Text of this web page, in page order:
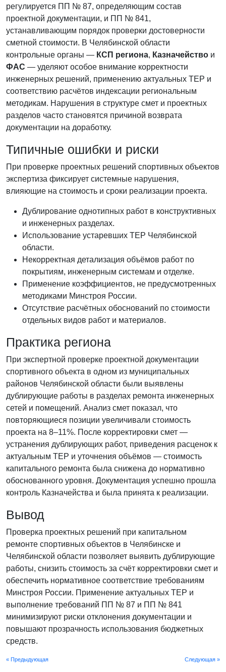
регулируется ПП № 87, определяющим состав
проектной документации, и ПП № 841,
устанавливающим порядок проверки достоверности
сметной стоимости. В Челябинской области
контрольные органы — КСП региона, Казначейство и
ФАС — уделяют особое внимание корректности
инженерных решений, применению актуальных ТЕР и
соответствию расчётов индексации региональным
методикам. Нарушения в структуре смет и проектных
разделов часто становятся причиной возврата
документации на доработку.
Типичные ошибки и риски
При проверке проектных решений спортивных объектов
экспертиза фиксирует системные нарушения,
влияющие на стоимость и сроки реализации проекта.
Дублирование однотипных работ в конструктивных
и инженерных разделах.
Использование устаревших ТЕР Челябинской
области.
Некорректная детализация объёмов работ по
покрытиям, инженерным системам и отделке.
Применение коэффициентов, не предусмотренных
методиками Минстроя России.
Отсутствие расчётных обоснований по стоимости
отдельных видов работ и материалов.
Практика региона
При экспертной проверке проектной документации
спортивного объекта в одном из муниципальных
районов Челябинской области были выявлены
дублирующие работы в разделах ремонта инженерных
сетей и помещений. Анализ смет показал, что
повторяющиеся позиции увеличивали стоимость
проекта на 8–11%. После корректировки смет —
устранения дублирующих работ, приведения расценок к
актуальным ТЕР и уточнения объёмов — стоимость
капитального ремонта была снижена до нормативно
обоснованного уровня. Документация успешно прошла
контроль Казначейства и была принята к реализации.
Вывод
Проверка проектных решений при капитальном
ремонте спортивных объектов в Челябинске и
Челябинской области позволяет выявить дублирующие
работы, снизить стоимость за счёт корректировки смет и
обеспечить нормативное соответствие требованиям
Минстроя России. Применение актуальных ТЕР и
выполнение требований ПП № 87 и ПП № 841
минимизируют риски отклонения документации и
повышают прозрачность использования бюджетных
средств.
Следующая »
« Предыдующая